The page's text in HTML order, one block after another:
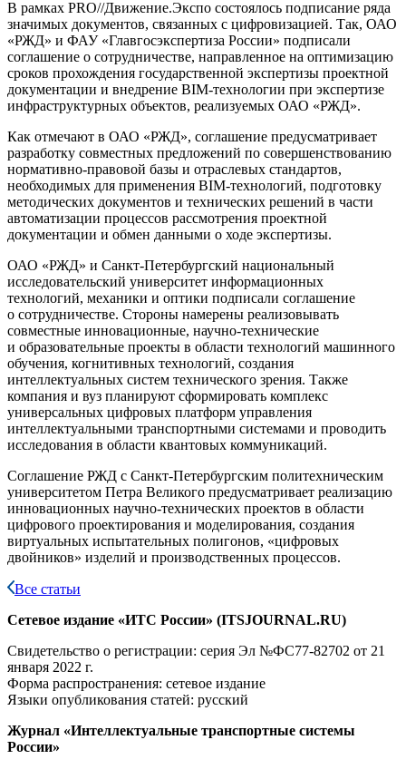
В рамках PRO//Движение.Экспо состоялось подписание ряда
значимых документов, связанных с цифровизацией. Так, ОАО
«РЖД» и ФАУ «Главгосэкспертиза России» подписали
соглашение о сотрудничестве, направленное на оптимизацию
сроков прохождения государственной экспертизы проектной
документации и внедрение BIM-технологии при экспертизе
инфраструктурных объектов, реализуемых ОАО «РЖД».
Как отмечают в ОАО «РЖД», соглашение предусматривает
разработку совместных предложений по совершенствованию
нормативно-правовой базы и отраслевых стандартов,
необходимых для применения ВIМ-технологий, подготовку
методических документов и технических решений в части
автоматизации процессов рассмотрения проектной
документации и обмен данными о ходе экспертизы.
ОАО «РЖД» и Санкт-Петербургский национальный
исследовательский университет информационных
технологий, механики и оптики подписали соглашение
о сотрудничестве. Стороны намерены реализовывать
совместные инновационные, научно-технические
и образовательные проекты в области технологий машинного
обучения, когнитивных технологий, создания
интеллектуальных систем технического зрения. Также
компания и вуз планируют сформировать комплекс
универсальных цифровых платформ управления
интеллектуальными транспортными системами и проводить
исследования в области квантовых коммуникаций.
Соглашение РЖД с Санкт-Петербургским политехническим
университетом Петра Великого предусматривает реализацию
инновационных научно-технических проектов в области
цифрового проектирования и моделирования, создания
виртуальных испытательных полигонов, «цифровых
двойников» изделий и производственных процессов.
Все статьи
Сетевое издание «ИТС России» (ITSJOURNAL.RU)
Свидетельство о регистрации: серия Эл №ФС77-82702 от 21
января 2022 г.
Форма распространения: сетевое издание
Языки опубликования статей: русский
Журнал «Интеллектуальные транспортные системы
России»